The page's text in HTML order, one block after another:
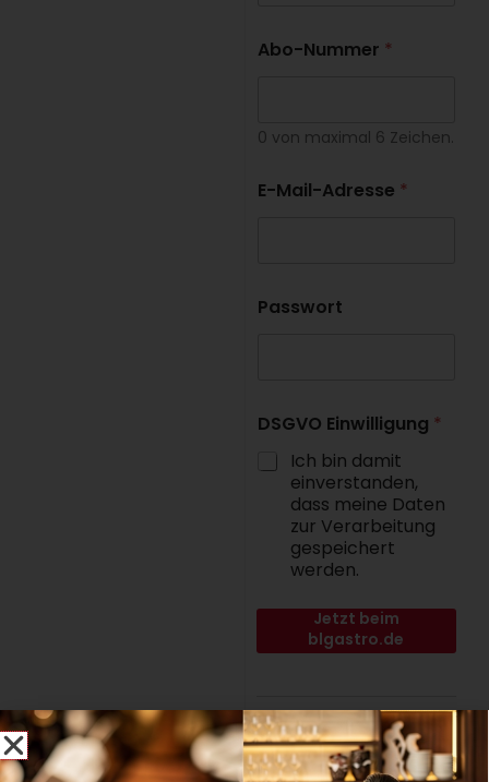
Abo-Nummer *
0 von maximal 6 Zeichen.
E-Mail-Adresse *
Passwort
DSGVO Einwilligung *
Ich bin damit
einverstanden,
dass meine Daten
zur Verarbeitung
gespeichert
werden.
Jetzt beim
blgastro.de
Fachportal der B&L
Noch kein Abonnent?
Jetzt Abo